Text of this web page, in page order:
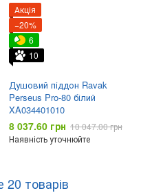
Акція
−20%
6
10
Душовий піддон Ravak
Perseus Pro-80 білий
XA034401010
8 037.60 грн 10 047.00 грн
Наявність уточнюйте
товарів